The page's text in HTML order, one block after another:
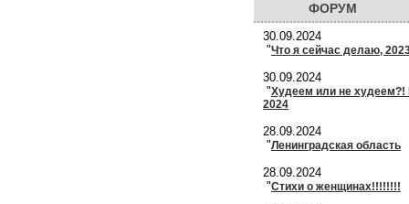
ФОРУМ
30.09.2024
"Что я сейчас делаю,
30.09.2024
"Худеем или не худеем?!
2024
28.09.2024
"Ленинградская область
28.09.2024
"Стихи о женщинах!!!!!!!!